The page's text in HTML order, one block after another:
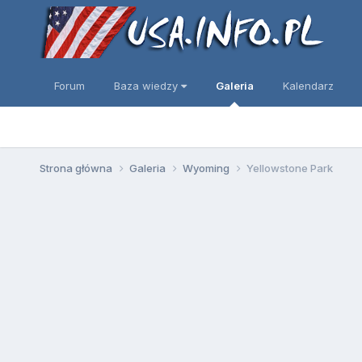
Forum Baza wiedzy Galeria Kalendarz
Strona główna Galeria Wyoming Yellowstone Park